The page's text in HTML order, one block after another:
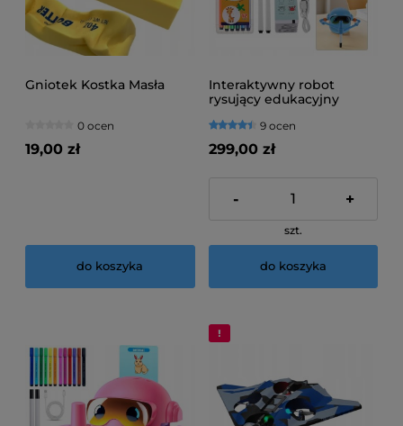
Gniotek Kostka Masła
0 ocen
19,00 zł
do koszyka
Interaktywny robot
rysujący edukacyjny
9 ocen
299,00 zł
- +
szt.
do koszyka